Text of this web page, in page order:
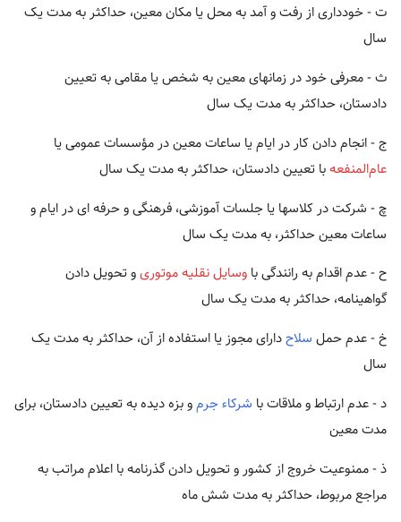
ت - خودداری از رفت و آمد به محل یا مکان معین، حداکثر به مدت یک
سال
ث - معرفی خود در زمانهای معین به شخص یا مقامی به تعیین
دادستان، حداکثر به مدت یک سال
ج - انجام دادن کار در ایام یا ساعات معین در مؤسسات عمومی یا
عام‌المنفعهبا تعیین دادستان، حداکثر به مدت یک سال
چ - شرکت در کلاسها یا جلسات آموزشی، فرهنگی و حرفه ای در ایام و
ساعات معین حداکثر، به مدت یک سال
ح - عدم اقدام به رانندگی با وسایل نقلیه موتوریو تحویل دادن
گواهینامه، حداکثر به مدت یک سال
خ - عدم حمل سلاحدارای مجوز یا استفاده از آن، حداکثر به مدت یک
سال
د - عدم ارتباط و ملاقات با شرکاء جرمو بزه دیده به تعیین دادستان، برای
مدت معین
ذ - ممنوعیت خروج از کشور و تحویل دادن گذرنامه با اعلام مراتب به
مراجع مربوط، حداکثر به مدت شش ماه